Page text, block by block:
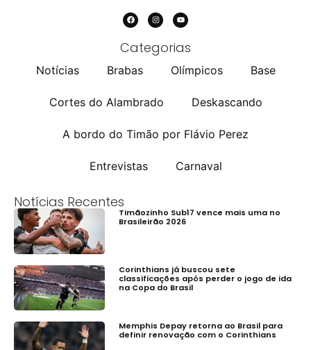
Categorias
Notícias Brabas Olímpicos Base
Cortes do Alambrado Deskascando
A bordo do Timão por Flávio Perez
Entrevistas Carnaval
Notícias Recentes
Timãozinho Sub17 vence mais uma no
Brasileirão 2026
Corinthians já buscou sete
classificações após perder o jogo de ida
na Copa do Brasil
Memphis Depay retorna ao Brasil para
definir renovação com o Corinthians